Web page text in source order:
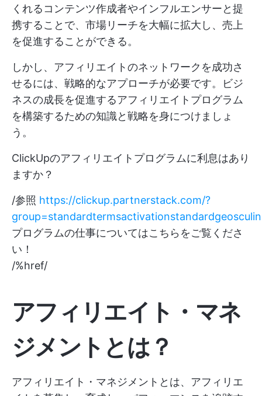
くれるコンテンツ作成者やインフルエンサーと提
携することで、市場リーチを大幅に拡大し、売上
を促進することができる。
しかし、アフィリエイトのネットワークを成功さ
せるには、戦略的なアプローチが必要です。ビジ
ネスの成長を促進するアフィリエイトプログラム
を構築するための知識と戦略を身につけましょ
う。
ClickUpのアフィリエイトプログラムに利息はあり
ますか？
/参照 https://clickup.partnerstack.com/?
プログラムの仕事についてはこちらをご覧くださ
い！
/%href/
アフィリエイト・マネ
ジメントとは？
アフィリエイト・マネジメントとは、アフィリエ